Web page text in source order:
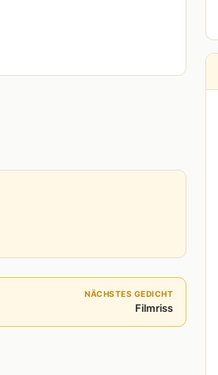
NÄCHSTES GEDICHT
Filmriss